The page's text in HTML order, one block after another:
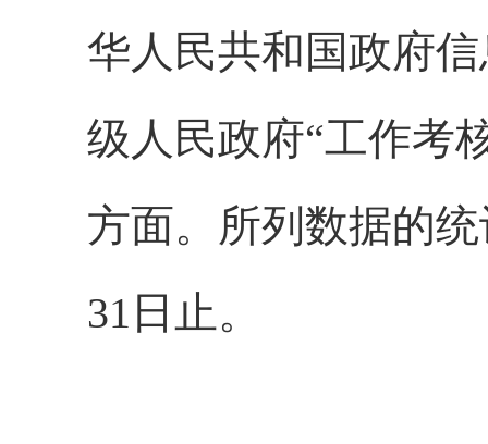
华人民共和国政府
级人民政府“工作考
方面。所列数据的
31日止。